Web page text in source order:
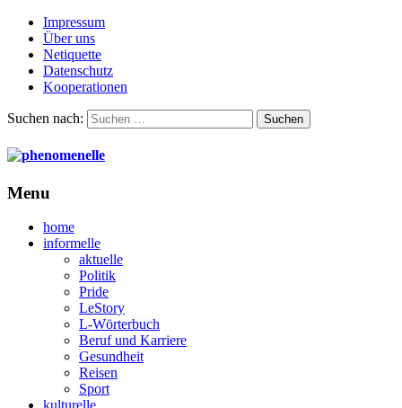
Impressum
Über uns
Netiquette
Datenschutz
Kooperationen
Suchen nach:
Menu
home
informelle
aktuelle
Politik
Pride
LeStory
L-Wörterbuch
Beruf und Karriere
Gesundheit
Reisen
Sport